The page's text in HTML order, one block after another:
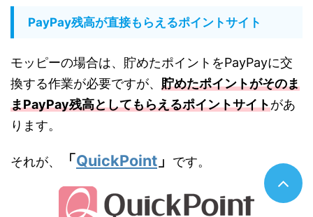
PayPay残高が直接もらえるポイントサイト
モッピーの場合は、貯めたポイントをPayPayに交
換する作業が必要ですが、 貯めたポイントがそのま
まPayPay残高としてもらえるポイントサイトがあ
ります。
それが、 「 QuickPoint 」 です。